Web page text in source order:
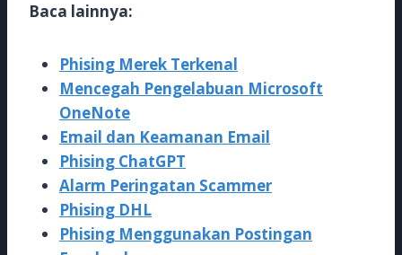
Baca lainnya:
Phising Merek Terkenal
Mencegah Pengelabuan Microsoft
OneNote
Email dan Keamanan Email
Phising ChatGPT
Alarm Peringatan Scammer
Phising DHL
Phising Menggunakan Postingan